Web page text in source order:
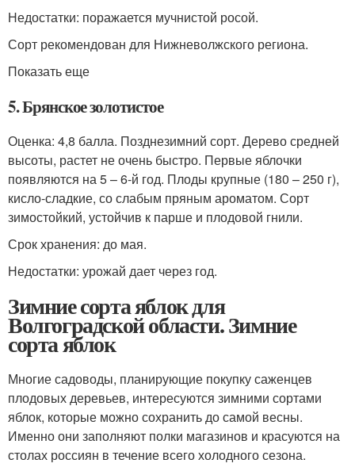
Недостатки: поражается мучнистой росой.
Сорт рекомендован для Нижневолжского региона.
Показать еще
5. Брянское золотистое
Оценка: 4,8 балла. Позднезимний сорт. Дерево средней
высоты, растет не очень быстро. Первые яблочки
появляются на 5 – 6-й год. Плоды крупные (180 – 250 г),
кисло-сладкие, со слабым пряным ароматом. Сорт
зимостойкий, устойчив к парше и плодовой гнили.
Срок хранения: до мая.
Недостатки: урожай дает через год.
Зимние сорта яблок для
Волгоградской области. Зимние
сорта яблок
Многие садоводы, планирующие покупку саженцев
плодовых деревьев, интересуются зимними сортами
яблок, которые можно сохранить до самой весны.
Именно они заполняют полки магазинов и красуются на
столах россиян в течение всего холодного сезона.